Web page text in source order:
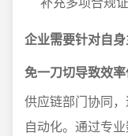
企业需要针对自
免一刀切导致效率
供应链部门协同
自动化。通过专